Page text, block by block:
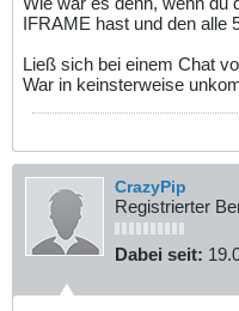
IFRAME hast und den alle
Ließ sich bei einem Chat
War in keinsterweise
CrazyPip
Registrierter
Dabei seit: